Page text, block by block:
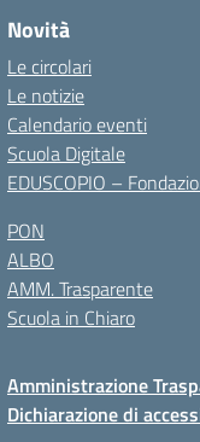
Novità
Le circolari
Le notizie
Calendario eventi
Scuola Digitale
EDUSCOPIO –
PON
ALBO
AMM. Trasparente
Scuola in Chiaro
Amministrazione
Dichiarazione di